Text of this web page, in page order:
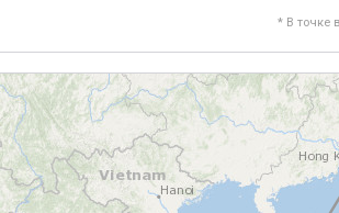
* В точке